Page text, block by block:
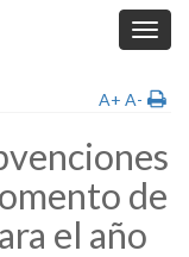
A+ A-
de
el año